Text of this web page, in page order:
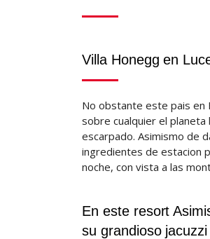
Villa Honegg en
No obstante este pais en
sobre cualquier el planeta
escarpado. Asimismo de
ingredientes de estacion
noche, con vista a las
En este resort
su grandioso